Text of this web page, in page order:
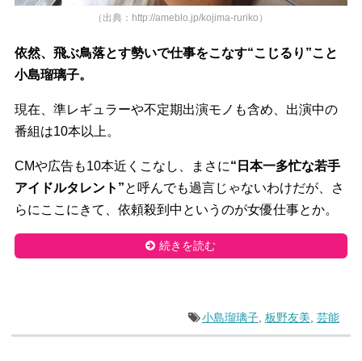
（出典：http://ameblo.jp/kojima-ruriko）
依然、飛ぶ鳥落とす勢いで仕事をこなす“こじるり”こと
小島瑠璃子。
現在、準レギュラーや不定期出演モノも含め、出演中の
番組は10本以上。
CMや広告も10本近くこなし、まさに“日本一多忙な若手
アイドルタレント”と呼んでも過言じゃないわけだが、さ
らにここにきて、依頼殺到中というのが女優仕事とか。
続きを読む
小島瑠璃子, 板野友美 芸能